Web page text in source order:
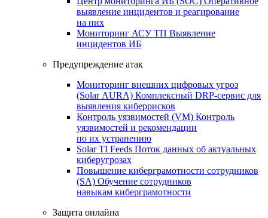
выявление инцидентов и реагирование
на них
Мониторинг АСУ ТП Выявление
инцидентов ИБ
Предупреждение атак
Мониторинг внешних цифровых угроз
(Solar AURA) Комплексный DRP-сервис для
выявления киберрисков
Контроль уязвимостей (VM) Контроль
уязвимостей и рекомендации
по их устранению
Solar TI Feeds Поток данных об актуальных
киберугрозах
Повышение киберграмотности сотрудников
(SA) Обучение сотрудников
навыкам киберграмотности
Защита онлайна